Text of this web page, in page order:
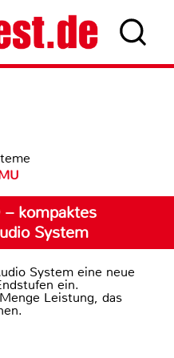
kompaktes
System
System eine neue
ein.
Leistung, das